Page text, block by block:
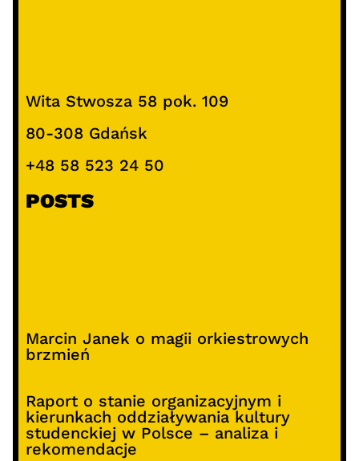
Wita Stwosza 58 pok. 109
80-308 Gdańsk
+48 58 523 24 50
POSTS
Marcin Janek o magii orkiestrowych
brzmień
Raport o stanie organizacyjnym i
kierunkach oddziaływania kultury
studenckiej w Polsce – analiza i
rekomendacje